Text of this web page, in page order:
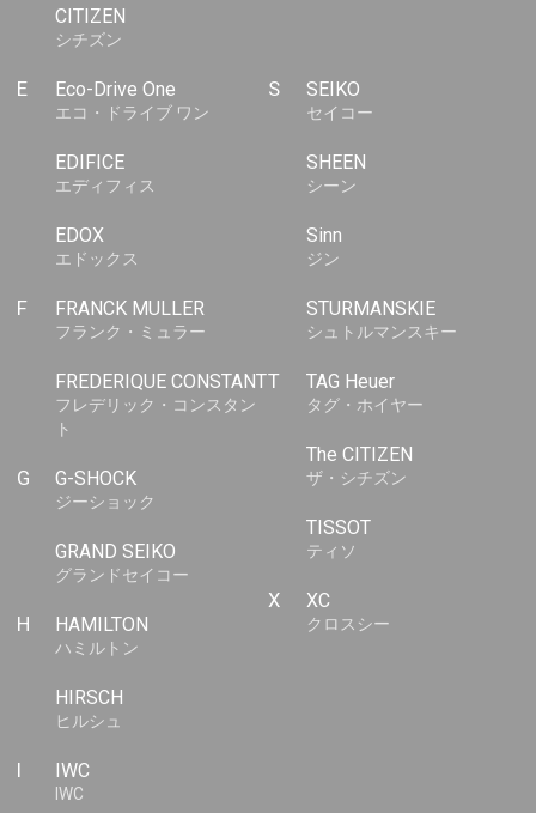
CITIZEN
シチズン
E Eco-Drive One
エコ・ドライブ ワン
EDIFICE
エディフィス
EDOX
エドックス
F FRANCK MULLER
フランク・ミュラー
FREDERIQUE CONSTANT
フレデリック・コンスタン
ト
G G-SHOCK
ジーショック
GRAND SEIKO
グランドセイコー
H HAMILTON
ハミルトン
HIRSCH
ヒルシュ
I IWC
IWC
S SEIKO
セイコー
SHEEN
シーン
Sinn
ジン
STURMANSKIE
シュトルマンスキー
T TAG Heuer
タグ・ホイヤー
The CITIZEN
ザ・シチズン
TISSOT
ティソ
X XC
クロスシー